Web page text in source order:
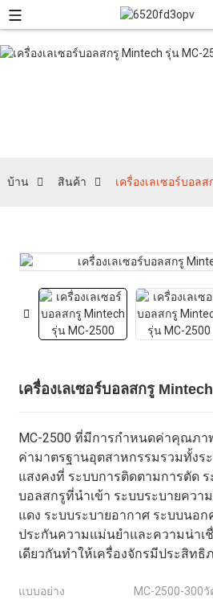
บ้าน สินค้า เครื่องเลเซอร์บอล
เครื่องเลเซอร์บอลสกรู
MC-2500 ที่มีการกำหนดค่าคุณภา
ค่ามาตรฐานอุตสาหกรรมรวมทั้งร
แสงคงที่ ระบบการติดตามการตัด
บอลสกรูที่นำเข้า ระบบระบายควา
แดง ระบบระบายอากาศ ระบบนอก
ประกันความแม่นยำและความน่าเ
เดียวกันทำให้เครื่องจักรมีประสิท
แบบอย่าง
MC-2500-300วั